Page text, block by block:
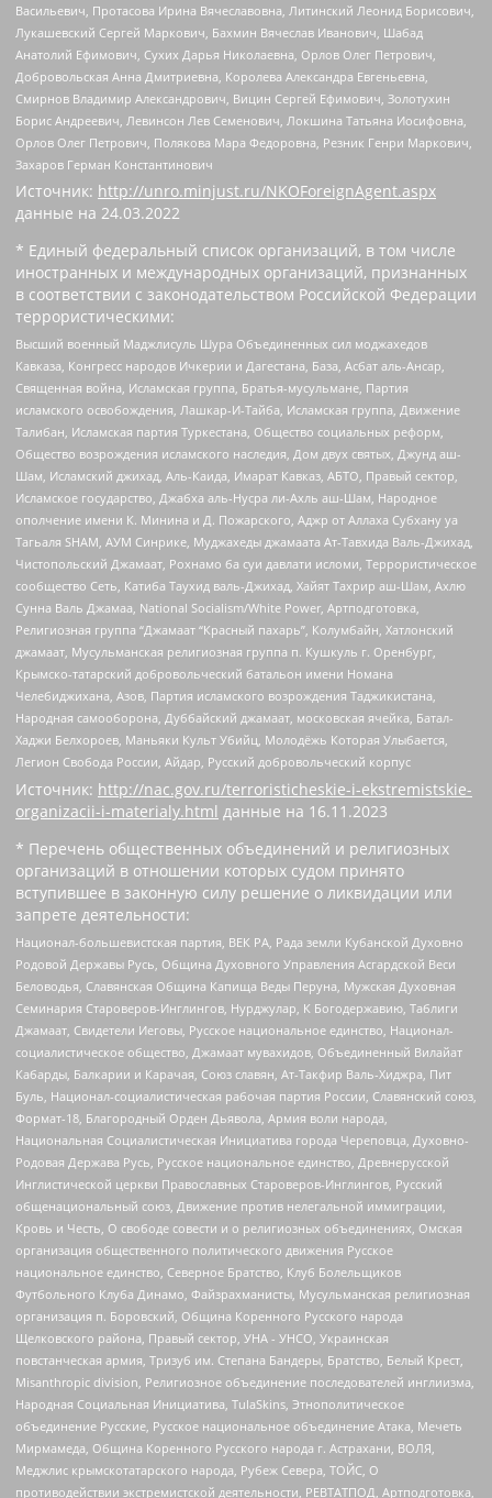
Васильевич, Протасова Ирина Вячеславовна, Литинский Леонид Борисович,
Лукашевский Сергей Маркович, Бахмин Вячеслав Иванович, Шабад
Анатолий Ефимович, Сухих Дарья Николаевна, Орлов Олег Петрович,
Добровольская Анна Дмитриевна, Королева Александра Евгеньевна,
Смирнов Владимир Александрович, Вицин Сергей Ефимович, Золотухин
Борис Андреевич, Левинсон Лев Семенович, Локшина Татьяна Иосифовна,
Орлов Олег Петрович, Полякова Мара Федоровна, Резник Генри Маркович,
Захаров Герман Константинович
Источник: http://unro.minjust.ru/NKOForeignAgent.aspx
данные на 24.03.2022
* Единый федеральный список организаций, в том числе
иностранных и международных организаций, признанных
в соответствии с законодательством Российской Федерации
террористическими:
Высший военный Маджлисуль Шура Объединенных сил моджахедов
Кавказа, Конгресс народов Ичкерии и Дагестана, База, Асбат аль-Ансар,
Священная война, Исламская группа, Братья-мусульмане, Партия
исламского освобождения, Лашкар-И-Тайба, Исламская группа, Движение
Талибан, Исламская партия Туркестана, Общество социальных реформ,
Общество возрождения исламского наследия, Дом двух святых, Джунд аш-
Шам, Исламский джихад, Аль-Каида, Имарат Кавказ, АБТО, Правый сектор,
Исламское государство, Джабха аль-Нусра ли-Ахль аш-Шам, Народное
ополчение имени К. Минина и Д. Пожарского, Аджр от Аллаха Субхану уа
Тагьаля SHAM, АУМ Синрике, Муджахеды джамаата Ат-Тавхида Валь-Джихад,
Чистопольский Джамаат, Рохнамо ба суи давлати исломи, Террористическое
сообщество Сеть, Катиба Таухид валь-Джихад, Хайят Тахрир аш-Шам, Ахлю
Сунна Валь Джамаа, National Socialism/White Power, Артподготовка,
Религиозная группа “Джамаат “Красный пахарь”, Колумбайн, Хатлонский
джамаат, Мусульманская религиозная группа п. Кушкуль г. Оренбург,
Крымско-татарский добровольческий батальон имени Номана
Челебиджихана, Азов, Партия исламского возрождения Таджикистана,
Народная самооборона, Дуббайский джамаат, московская ячейка, Батал-
Хаджи Белхороев, Маньяки Культ Убийц, Молодёжь Которая Улыбается,
Легион Свобода России, Айдар, Русский добровольческий корпус
Источник: http://nac.gov.ru/terroristicheskie-i-ekstremistskie-
organizacii-i-materialy.html данные на 16.11.2023
* Перечень общественных объединений и религиозных
организаций в отношении которых судом принято
вступившее в законную силу решение о ликвидации или
запрете деятельности:
Национал-большевистская партия, ВЕК РА, Рада земли Кубанской Духовно
Родовой Державы Русь, Община Духовного Управления Асгардской Веси
Беловодья, Славянская Община Капища Веды Перуна, Мужская Духовная
Семинария Староверов-Инглингов, Нурджулар, К Богодержавию, Таблиги
Джамаат, Свидетели Иеговы, Русское национальное единство, Национал-
социалистическое общество, Джамаат мувахидов, Объединенный Вилайат
Кабарды, Балкарии и Карачая, Союз славян, Ат-Такфир Валь-Хиджра, Пит
Буль, Национал-социалистическая рабочая партия России, Славянский союз,
Формат-18, Благородный Орден Дьявола, Армия воли народа,
Национальная Социалистическая Инициатива города Череповца, Духовно-
Родовая Держава Русь, Русское национальное единство, Древнерусской
Инглистической церкви Православных Староверов-Инглингов, Русский
общенациональный союз, Движение против нелегальной иммиграции,
Кровь и Честь, О свободе совести и о религиозных объединениях, Омская
организация общественного политического движения Русское
национальное единство, Северное Братство, Клуб Болельщиков
Футбольного Клуба Динамо, Файзрахманисты, Мусульманская религиозная
организация п. Боровский, Община Коренного Русского народа
Щелковского района, Правый сектор, УНА - УНСО, Украинская
повстанческая армия, Тризуб им. Степана Бандеры, Братство, Белый Крест,
Misanthropic division, Религиозное объединение последователей инглиизма,
Народная Социальная Инициатива, TulaSkins, Этнополитическое
объединение Русские, Русское национальное объединение Атака, Мечеть
Мирмамеда, Община Коренного Русского народа г. Астрахани, ВОЛЯ,
Меджлис крымскотатарского народа, Рубеж Севера, ТОЙС, О
противодействии экстремистской деятельности, РЕВТАТПОД, Артподготовка,